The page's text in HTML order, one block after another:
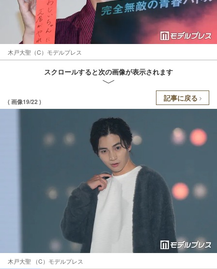
木戸大聖（C）モデルプレス
スクロールすると次の画像が表示されます
( 画像19/22 ) 記事に戻る
木戸大聖 （C）モデルプレス